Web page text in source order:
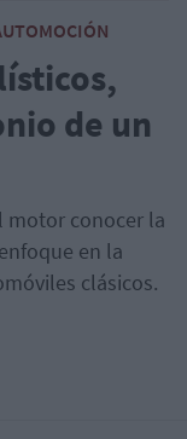
de un
motor conocer la
en la
clásicos.